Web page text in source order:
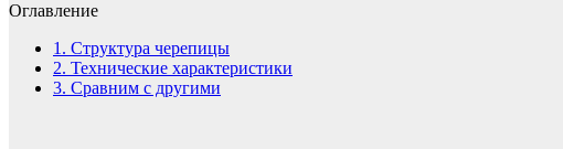
Оглавление
1. Структура черепицы
2. Технические характеристики
3. Сравним с другими